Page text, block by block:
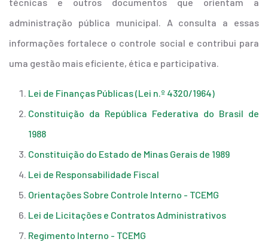
administração pública municipal. A consulta a essas
informações fortalece o controle social e contribui para
uma gestão mais eficiente, ética e participativa.
Lei de Finanças Públicas (Lei n.º 4320/1964)
Constituição da República Federativa do Brasil de
1988
Constituição do Estado de Minas Gerais de 1989
Lei de Responsabilidade Fiscal
Orientações Sobre Controle Interno - TCEMG
Lei de Licitações e Contratos Administrativos
Regimento Interno - TCEMG